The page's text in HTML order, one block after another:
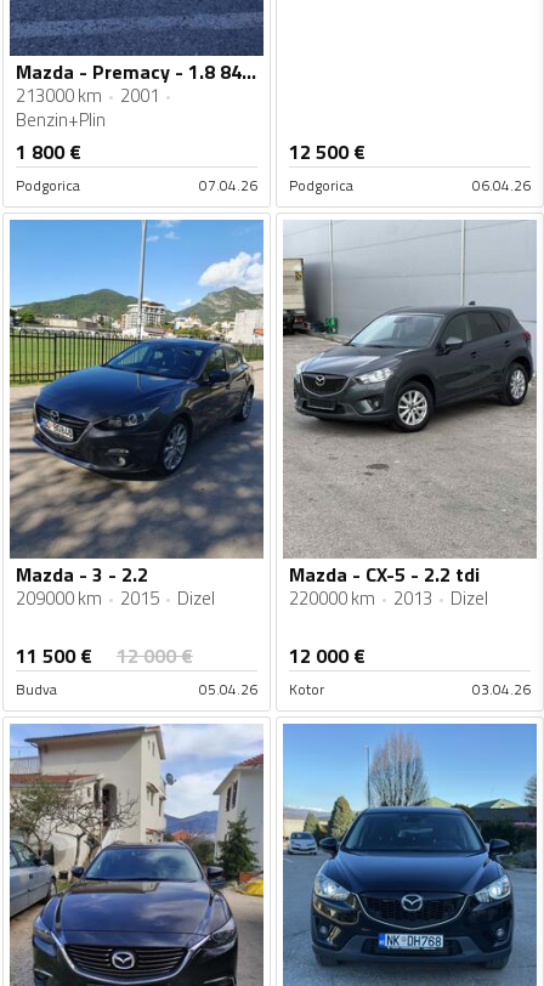
Mazda - Premacy - 1.8 84 kw
213000 km
2001
Benzin+Plin
1 800€
Podgorica 07.04.26
12 500€
Podgorica 06.04.26
Mazda - 3 - 2.2
209000 km 2015 Dizel
11 500€ 12 000€
Budva 05.04.26
Mazda - CX-5 - 2.2 tdi
220000 km 2013 Dizel
12 000€
Kotor 03.04.26